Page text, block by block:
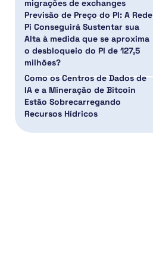
migrações de exchanges
Previsão de Preço do PI: A Rede
Pi Conseguirá Sustentar sua
Alta à medida que se aproxima
o desbloqueio do PI de 127,5
milhões?
Como os Centros de Dados de
IA e a Mineração de Bitcoin
Estão Sobrecarregando
Recursos Hídricos